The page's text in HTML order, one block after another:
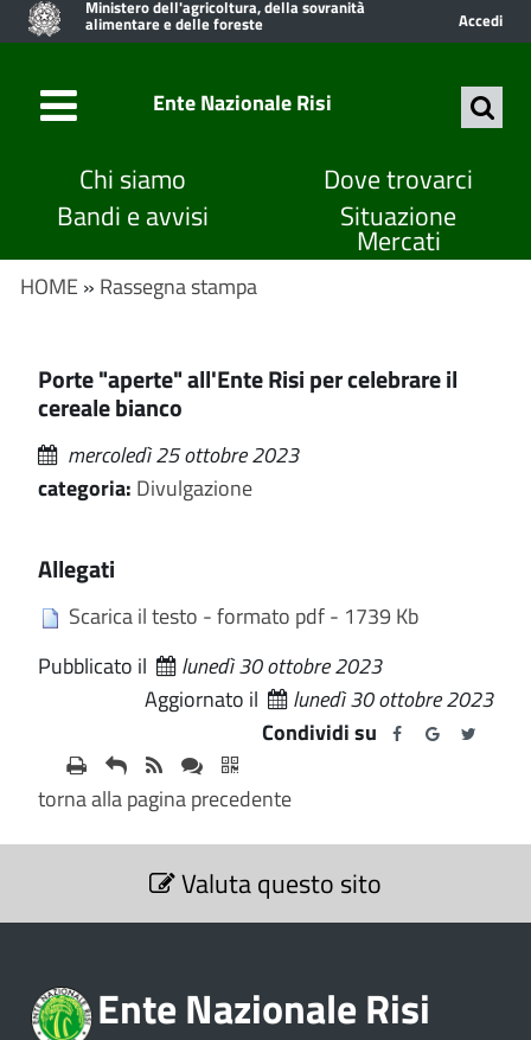
Ministero dell'agricoltura, della sovranità
alimentare e delle foreste Accedi
Ente Nazionale Risi
Chi siamo
Dove trovarci
Bandi e avvisi
Situazione
Mercati
HOME » Rassegna stampa
Porte "aperte" all'Ente Risi per celebrare il
cereale bianco
mercoledì 25 ottobre 2023
categoria: Divulgazione
Allegati
Scarica il testo - formato pdf - 1739 Kb
Pubblicato il
lunedì 30 ottobre 2023
Aggiornato il
lunedì 30 ottobre 2023
Condividi su
torna alla pagina precedente
S
z
Valuta questo sito
Ente Nazionale Risi